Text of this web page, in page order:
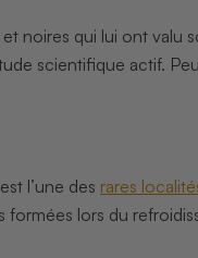
noires qui lui ont valu
scientifique actif.
l’une des rares
lors du